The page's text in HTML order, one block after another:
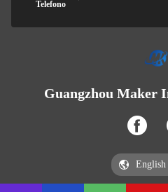
Telefono
Guangzhou Maker